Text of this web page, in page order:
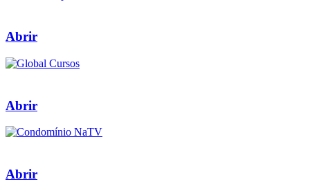
Abrir
Abrir
Abrir